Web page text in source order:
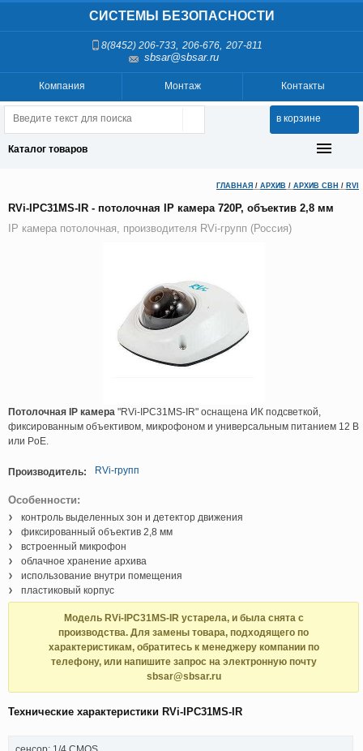
СИСТЕМЫ БЕЗОПАСНОСТИ
8(8452) 206-733, 206-676, 207-811
sbsar@sbsar.ru
Контакты
Монтаж
Компания
в корзине
Каталог товаров
ГЛАВНАЯ / АРХИВ / АРХИВ СВН / RVI
RVi-IPC31MS-IR - потолочная IP камера 720P, объектив 2,8 мм
IP камера потолочная, производителя RVi-групп (Россия)
Потолочная IP камера "RVi-IPC31MS-IR" оснащена ИК подсветкой,
фиксированным объективом, микрофоном и универсальным питанием 12 В
или PoE.
Производитель: RVi-групп
Особенности:
контроль выделенных зон и детектор движения
фиксированный объектив 2,8 мм
встроенный микрофон
облачное хранение архива
использование внутри помещения
пластиковый корпус
Модель RVi-IPC31MS-IR устарела, и была снята с
производства. Для замены товара, подходящего по
характеристикам, обратитесь к менеджеру компании по
телефону, или напишите запрос на электронную почту
sbsar@sbsar.ru
Технические характеристики RVi-IPC31MS-IR